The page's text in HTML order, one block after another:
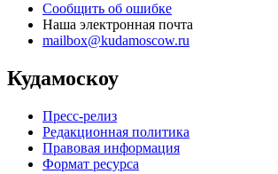
Сообщить об ошибке
Наша электронная почта
mailbox@kudamoscow.ru
Кудамоскоу
Пресс-релиз
Редакционная политика
Правовая информация
Формат ресурса